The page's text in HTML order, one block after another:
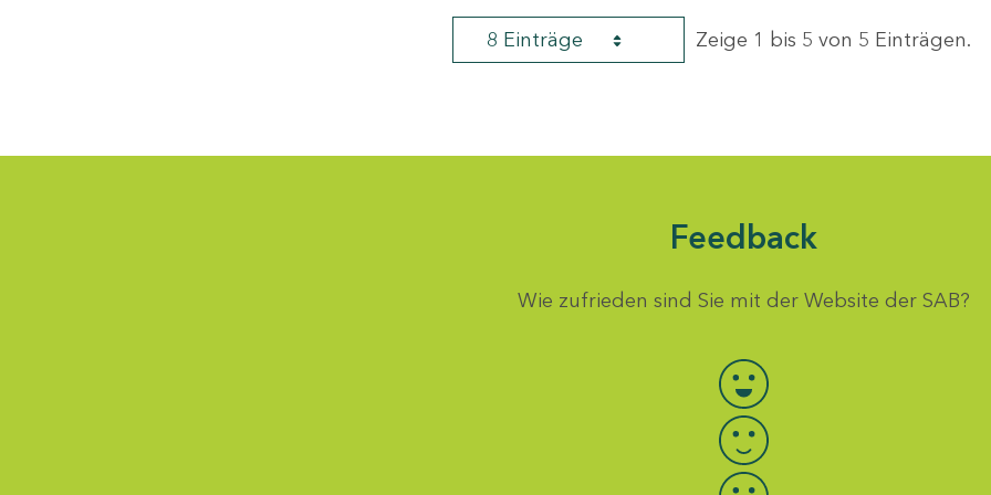
8 Einträge Zeige 1 bis 5 von 5 Einträgen.
Feedback
Wie zufrieden sind Sie mit der Website der SAB?
Bewertung auswählen